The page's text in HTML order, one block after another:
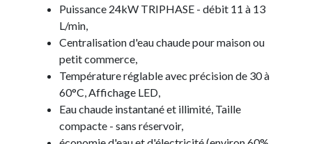
Puissance 24kW TRIPHASE - débit 11 à 13
L/min,
Centralisation d'eau chaude pour maison ou
petit commerce,
Température réglable avec précision de 30 à
60°C, Affichage LED,
Eau chaude instantané et illimité, Taille
compacte - sans réservoir,